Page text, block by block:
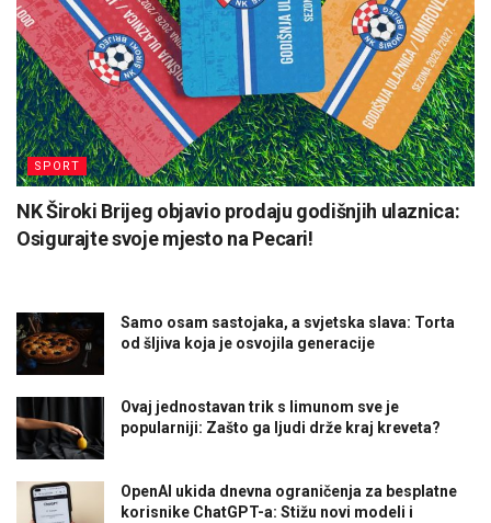
SPORT
NK Široki Brijeg objavio prodaju godišnjih ulaznica:
Osigurajte svoje mjesto na Pecari!
Samo osam sastojaka, a svjetska slava: Torta
od šljiva koja je osvojila generacije
Ovaj jednostavan trik s limunom sve je
popularniji: Zašto ga ljudi drže kraj kreveta?
OpenAI ukida dnevna ograničenja za besplatne
korisnike ChatGPT-a: Stižu novi modeli i